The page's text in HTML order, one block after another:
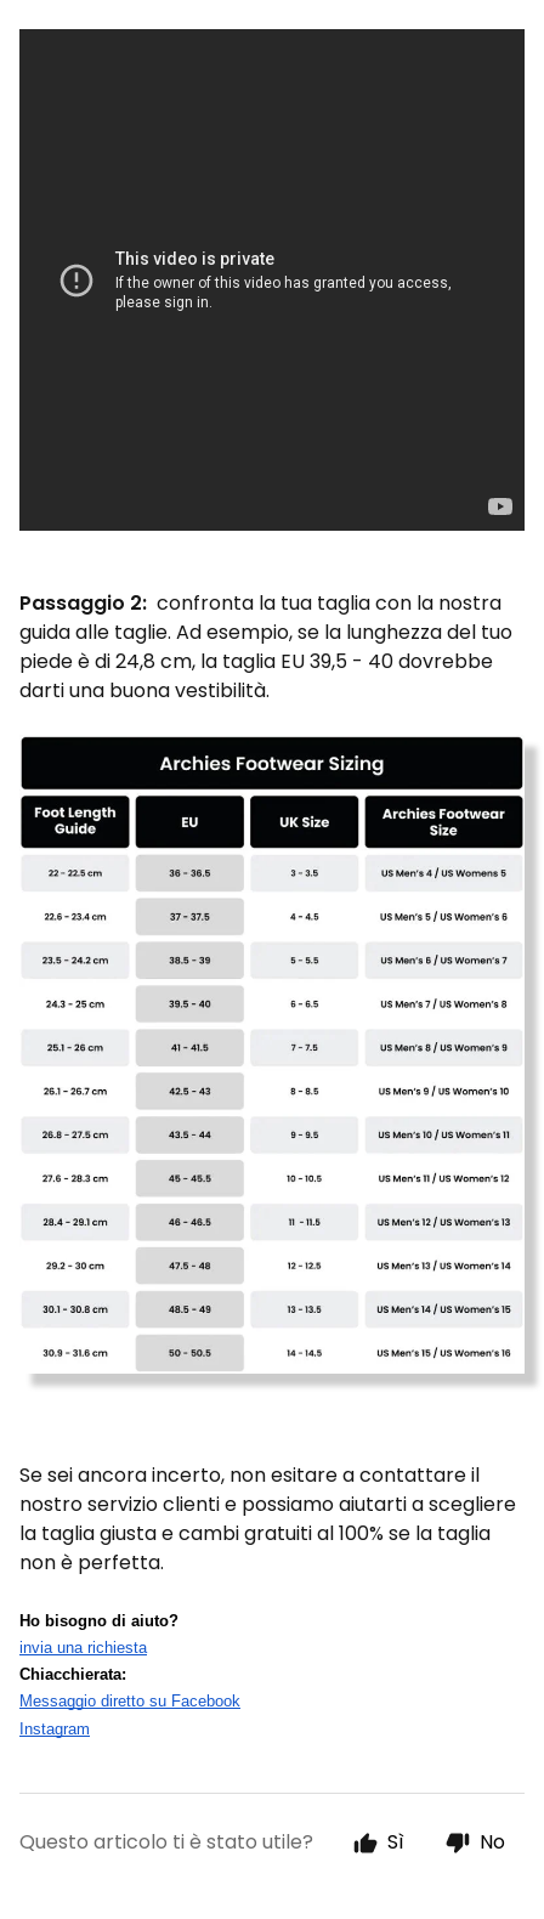
Passaggio 2: confronta la tua taglia con la nostra
guida alle taglie. Ad esempio, se la lunghezza del tuo
piede è di 24,8 cm, la taglia EU 39,5 - 40 dovrebbe
darti una buona vestibilità.
Se sei ancora incerto, non esitare a contattare il
nostro servizio clienti e possiamo aiutarti a scegliere
la taglia giusta e cambi gratuiti al 100% se la taglia
non è perfetta.
Ho bisogno di aiuto?
invia una richiesta
Chiacchierata:
Messaggio diretto su Facebook
Instagram
Questo articolo ti è stato utile? Sì No